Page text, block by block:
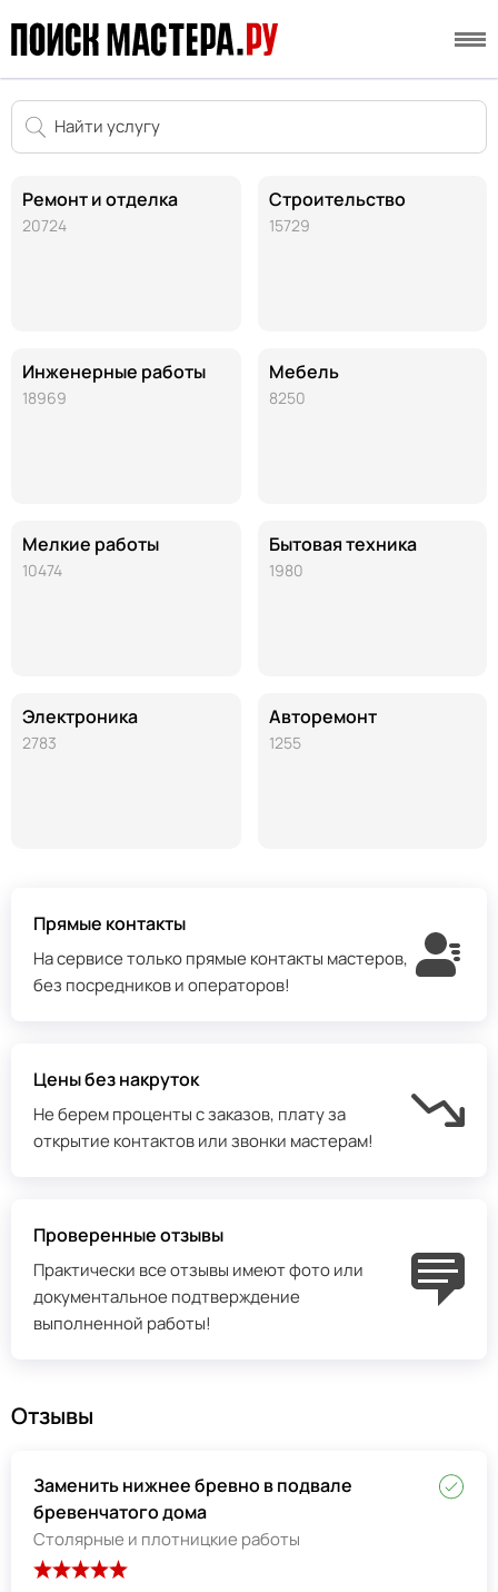
Ремонт и отделка
20724
Инженерные работы
18969
Мелкие работы
10474
Электроника
2783
Строительство
15729
Мебель
8250
Бытовая техника
1980
Авторемонт
1255
Прямые контакты
На сервисе только прямые контакты мастеров,
без посредников и операторов!
Цены без накруток
Не берем проценты с заказов, плату за
открытие контактов или звонки мастерам!
Проверенные отзывы
Практически все отзывы имеют фото или
документальное подтверждение
выполненной работы!
Отзывы
Заменить нижнее бревно в подвале
бревенчатого дома
Столярные и плотницкие работы